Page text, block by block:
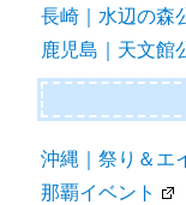
長崎｜水辺の森
鹿児島｜天文館
沖縄｜祭り＆エ
那覇イベント